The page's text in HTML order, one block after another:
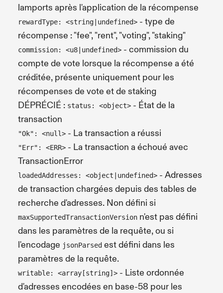
lamports après l'application de la récompense
rewardType: <string|undefined> - type de
récompense : "fee", "rent", "voting", "staking"
commission: <u8|undefined> - commission du
compte de vote lorsque la récompense a été
créditée, présente uniquement pour les
récompenses de vote et de staking
DÉPRÉCIÉ : status: <object> - État de la
transaction
"Ok": <null> - La transaction a réussi
"Err": <ERR> - La transaction a échoué avec
TransactionError
loadedAddresses: <object|undefined> - Adresses
de transaction chargées depuis des tables de
recherche d'adresses. Non défini si
maxSupportedTransactionVersion n'est pas défini
dans les paramètres de la requête, ou si
l'encodage jsonParsed est défini dans les
paramètres de la requête.
writable: <array[string]> - Liste ordonnée
d'adresses encodées en base-58 pour les